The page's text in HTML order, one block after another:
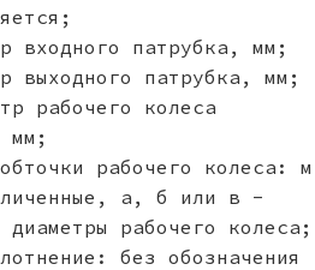
входного патрубка, мм;
выходного патрубка, мм;
рабочего колеса
мм;
рабочего колеса: м
а, б или в -
диаметры рабочего колеса;
без обозначения